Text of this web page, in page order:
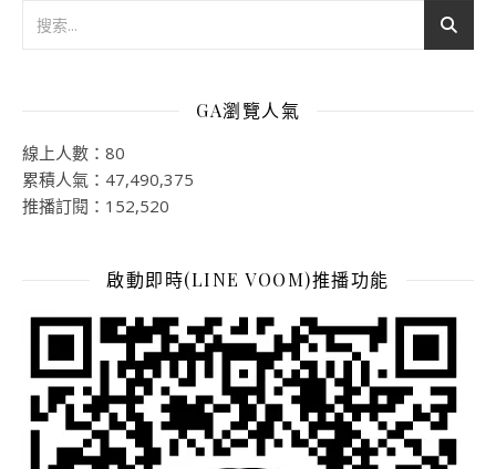
GA瀏覽人氣
線上人數：80
累積人氣：47,490,375
推播訂閱：152,520
啟動即時(LINE VOOM)推播功能